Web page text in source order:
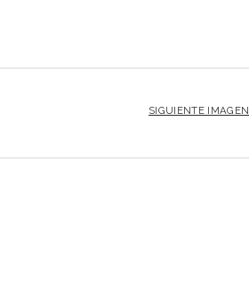
SIGUIENTE IMAGEN